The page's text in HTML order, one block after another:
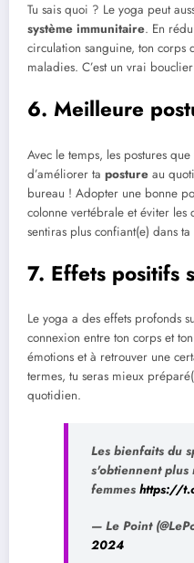
Tu sais quoi ? Le yoga peut
système immunitaire. En
circulation sanguine, ton corps
maladies. C’est un vrai
6. Meilleure
Avec le temps, les postures
d’améliorer ta posture au
bureau ! Adopter une bonne
colonne vertébrale et éviter les
sentiras plus confiant(e) dans
7. Effets positifs
Le yoga a des effets profonds
connexion entre ton corps et
émotions et à retrouver une
termes, tu seras mieux
quotidien.
Les bienfaits du
s'obtiennent plus
femmes https://
— Le Point
2024